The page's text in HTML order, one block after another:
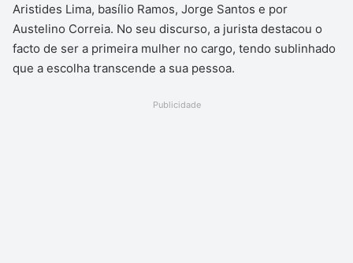
Aristides Lima, basílio Ramos, Jorge Santos e por
Austelino Correia. No seu discurso, a jurista destacou o
facto de ser a primeira mulher no cargo, tendo sublinhado
que a escolha transcende a sua pessoa.
Publicidade